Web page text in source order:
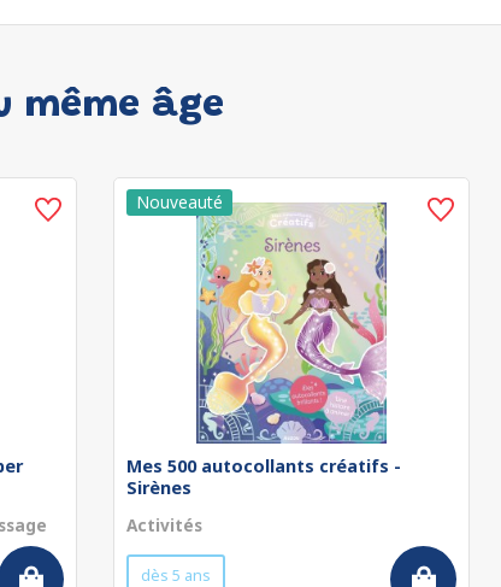
même âge
Mes 500 autocollants créatifs -
Sirènes
Activités
dès 5 ans